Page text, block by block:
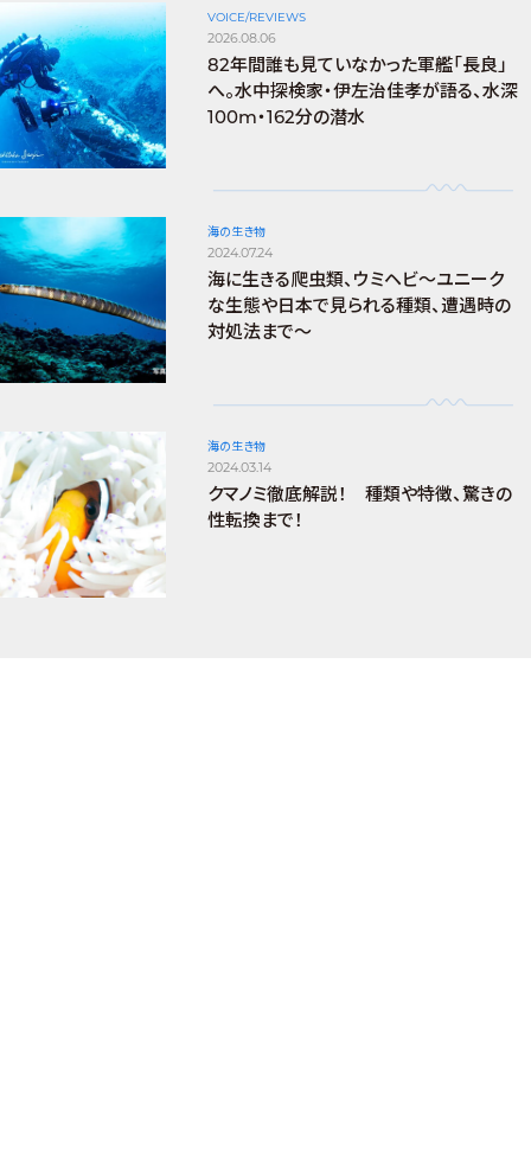
VOICE/REVIEWS
2026.08.06
82年間誰も見ていなかった軍艦「長良」
へ。水中探検家・伊左治佳孝が語る、水深
100m・162分の潜水
海の生き物
2024.07.24
海に生きる爬虫類、ウミヘビ～ユニーク
な生態や日本で見られる種類、遭遇時の
対処法まで～
海の生き物
2024.03.14
クマノミ徹底解説！ 種類や特徴、驚きの
性転換まで！